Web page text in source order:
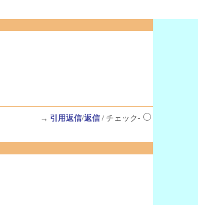
→ 引用返信/返信/ チェック-